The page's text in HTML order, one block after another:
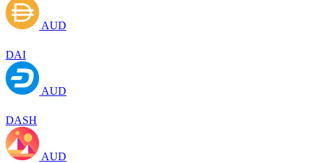
AUD
DAI
AUD
DASH
AUD